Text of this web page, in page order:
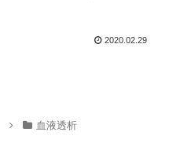
2020.02.29
血液透析